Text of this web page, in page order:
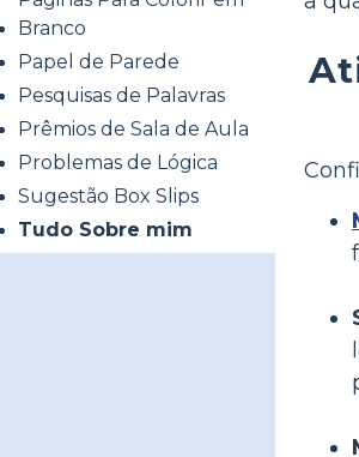
Branco
Papel de Parede
Pesquisas de Palavras
Prêmios de Sala de Aula
Problemas de Lógica
Sugestão Box Slips
Tudo Sobre mim